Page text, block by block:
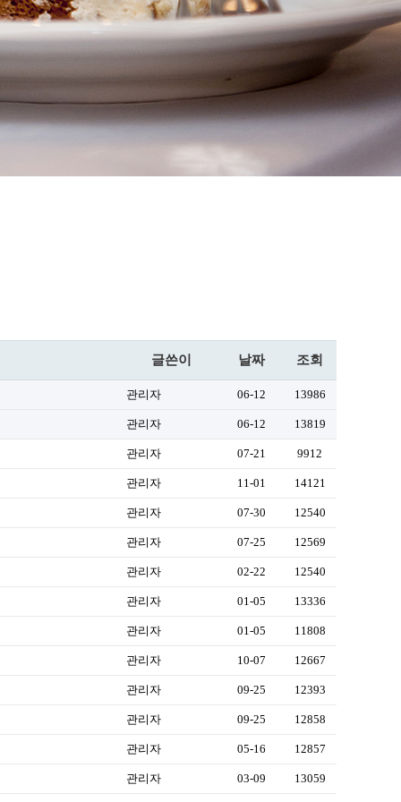
글쓴이 날짜 조회
관리자 06-12 13986
관리자 06-12 13819
관리자 07-21 9912
관리자 11-01 14121
관리자 07-30 12540
관리자 07-25 12569
관리자 02-22 12540
관리자 01-05 13336
관리자 01-05 11808
관리자 10-07 12667
관리자 09-25 12393
관리자 09-25 12858
관리자 05-16 12857
관리자 03-09 13059